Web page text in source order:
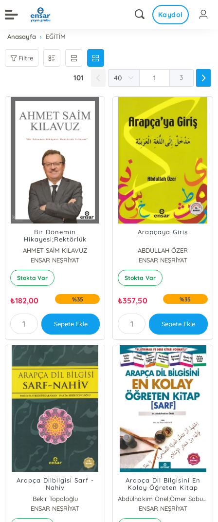
Kaydol
Anasayfa EĞİTİM
Filtre
101 3
Bir Dönemin
Hikayesi;Rektörlük
Yıllarım
AHMET SAİM KILAVUZ
ENSAR NEŞRİYAT
Stokta Var
₺182,00 %35
Sepete Ekle
Arapçaya Giriş
ABDULLAH ÖZER
ENSAR NEŞRİYAT
Stokta Var
₺357,50 %35
Sepete Ekle
Arapça Dilbilgisi Sarf -
Nahiv
Bekir Topaloğlu
HAYREDDİN KARAMAN
ENSAR NEŞRİYAT
Arapça Dil Bilgisini En
Kolay Öğreten Kitap
(Sarf)
Abdülhakim Önel;Ömer Sabuncu
ENSAR NEŞRİYAT